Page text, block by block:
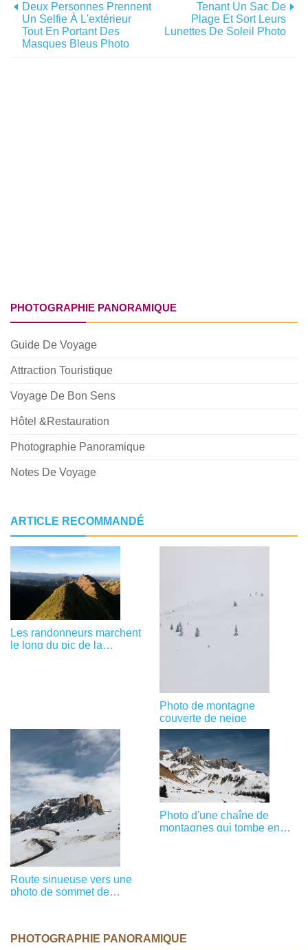
Deux Personnes Prennent
Un Selfie À L'extérieur
Tout En Portant Des
Masques Bleus Photo
Tenant Un Sac De
Plage Et Sort Leurs
Lunettes De Soleil Photo
PHOTOGRAPHIE PANORAMIQUE
Guide De Voyage
Attraction Touristique
Voyage De Bon Sens
Hôtel &Restauration
Photographie Panoramique
Notes De Voyage
ARTICLE RECOMMANDÉ
Les randonneurs marchent
le long du pic de la
Photo de montagne
couverte de neige
Route sinueuse vers une
photo de sommet de
Photo d'une chaîne de
montagnes qui tombe en
PHOTOGRAPHIE PANORAMIQUE